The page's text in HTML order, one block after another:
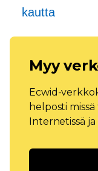
kautta
Myy
Ecwid-
helposti
Internetissä ja